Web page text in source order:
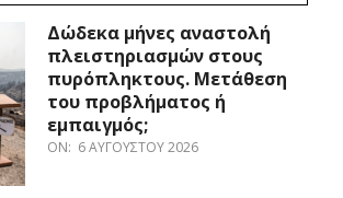
Δώδεκα μήνες αναστολή
πλειστηριασμών στους
πυρόπληκτους. Μετάθεση
του προβλήματος ή
εμπαιγμός;
ON: 6 ΑΥΓΟΎΣΤΟΥ 2026